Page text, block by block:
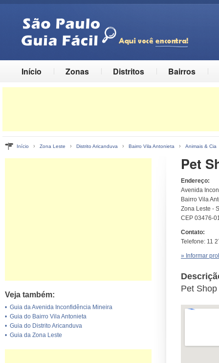
Início Zonas Distritos Bairros
Início › Zona Leste › Distrito Aricanduva › Bairro Vila Antonieta › Animais & Cia
Veja também:
• Guia da Avenida Inconfidência Mineira
• Guia do Bairro Vila Antonieta
• Guia do Distrito Aricanduva
• Guia da Zona Leste
Pet
Endereço:
Avenida
Bairro Vila
Zona Leste -
CEP 03476-
Contato:
Telefone: 11
» Informar
Pet